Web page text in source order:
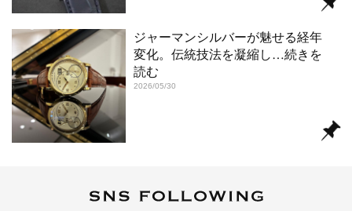
ジャーマンシルバーが魅せる経年
変化。伝統技法を凝縮し…続きを
読む
2026/05/30